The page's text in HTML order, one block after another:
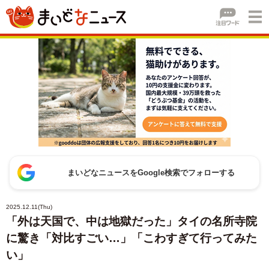
まいどなニュースをGoogle検索でフォローする
2025.12.11(Thu)
「外は天国で、中は地獄だった」タイの名所寺院
に驚き「対比すごい…」「こわすぎて行ってみた
い」